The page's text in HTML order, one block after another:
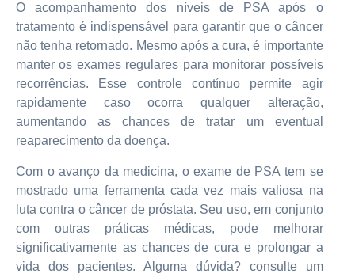
O acompanhamento dos níveis de PSA após o
tratamento é indispensável para garantir que o câncer
não tenha retornado. Mesmo após a cura, é importante
manter os exames regulares para monitorar possíveis
recorrências. Esse controle contínuo permite agir
rapidamente caso ocorra qualquer alteração,
aumentando as chances de tratar um eventual
reaparecimento da doença.
Com o avanço da medicina, o exame de PSA tem se
mostrado uma ferramenta cada vez mais valiosa na
luta contra o câncer de próstata. Seu uso, em conjunto
com outras práticas médicas, pode melhorar
significativamente as chances de cura e prolongar a
vida dos pacientes. Alguma dúvida? consulte um